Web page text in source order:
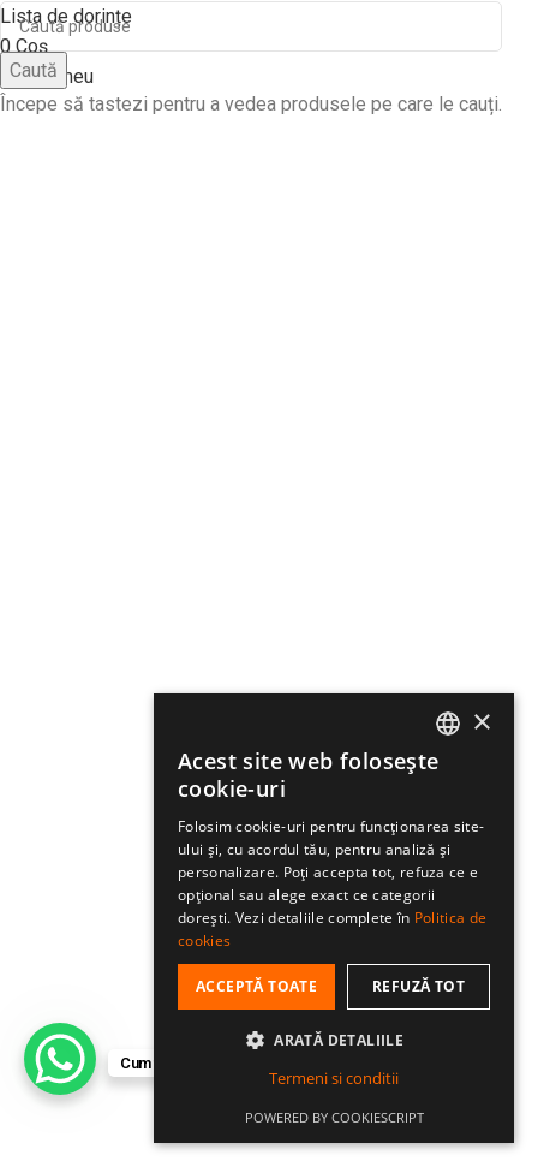
Caută
Începe să tastezi pentru a vedea produsele pe care le cauți.
Cum te putem ajuta?
Lista de dorințe
0Coș
Contul meu
ROMANIAN
ENGLISH
×
Acest site web folosește
cookie-uri
Folosim cookie-uri pentru funcționarea site-
ului și, cu acordul tău, pentru analiză și
personalizare. Poți accepta tot, refuza ce e
opțional sau alege exact ce categorii
dorești. Vezi detaliile complete în Politica de
cookies
ACCEPTĂ TOATE REFUZĂ TOT
ARATĂ DETALIILE
Termeni si conditii
POWERED BY COOKIESCRIPT